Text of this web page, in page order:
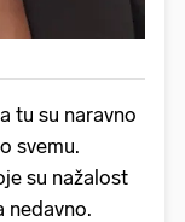
tu su naravno
svemu.
su nažalost
nedavno.